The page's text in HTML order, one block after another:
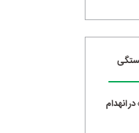
انهدام